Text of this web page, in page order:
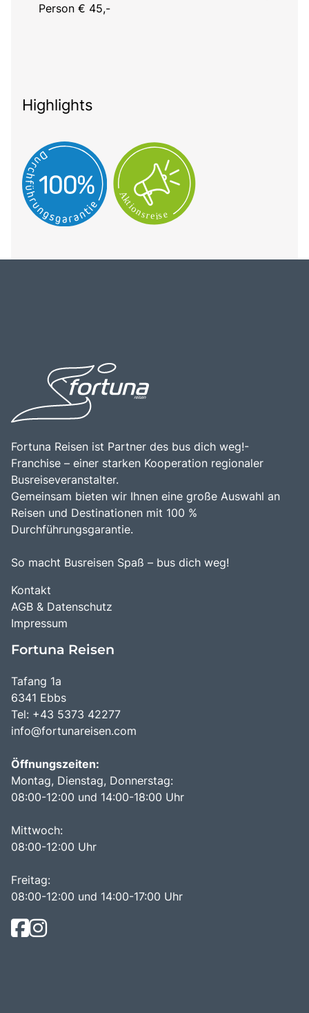
Person € 45,-
Highlights
Fortuna Reisen ist Partner des bus dich weg!-
Franchise – einer starken Kooperation regionaler
Busreiseveranstalter.
Gemeinsam bieten wir Ihnen eine große Auswahl an
Reisen und Destinationen mit 100 %
Durchführungsgarantie.
So macht Busreisen Spaß – bus dich weg!
Kontakt
AGB & Datenschutz
Impressum
Fortuna Reisen
Tafang 1a
6341 Ebbs
Tel: +43 5373 42277
info@fortunareisen.com
Öffnungszeiten:
Montag, Dienstag, Donnerstag:
08:00-12:00 und 14:00-18:00 Uhr
Mittwoch:
08:00-12:00 Uhr
Freitag:
08:00-12:00 und 14:00-17:00 Uhr